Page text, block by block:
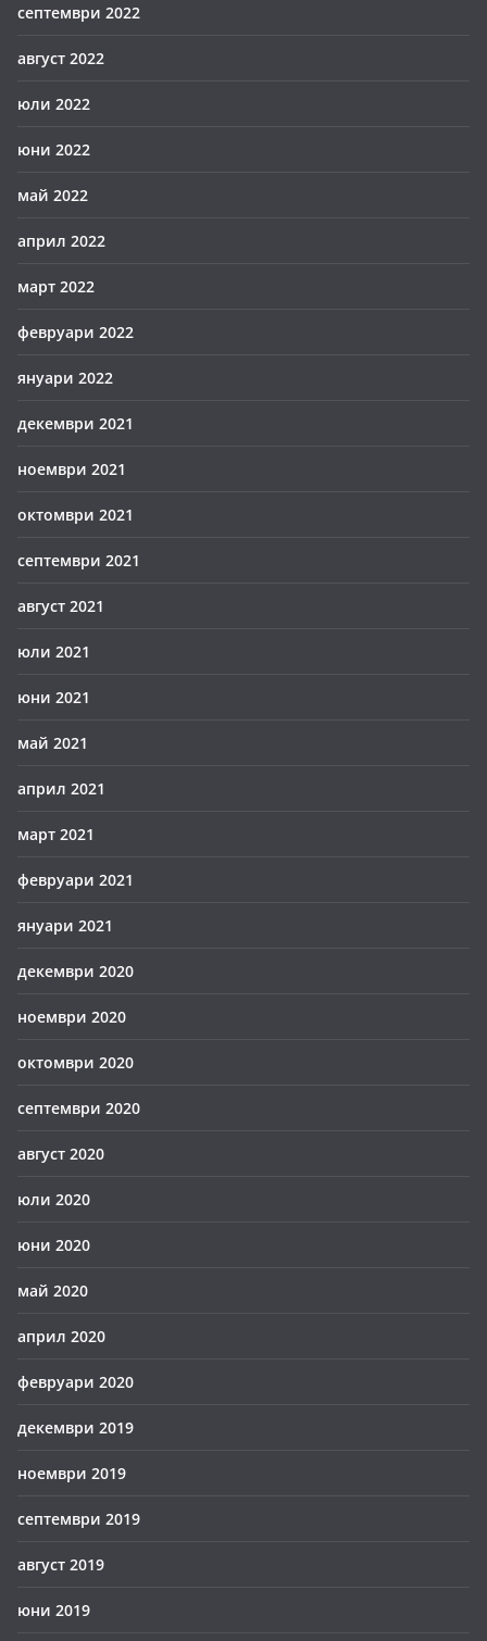
септември 2022
август 2022
юли 2022
юни 2022
май 2022
април 2022
март 2022
февруари 2022
януари 2022
декември 2021
ноември 2021
октомври 2021
септември 2021
август 2021
юли 2021
юни 2021
май 2021
април 2021
март 2021
февруари 2021
януари 2021
декември 2020
ноември 2020
октомври 2020
септември 2020
август 2020
юли 2020
юни 2020
май 2020
април 2020
февруари 2020
декември 2019
ноември 2019
септември 2019
август 2019
юни 2019